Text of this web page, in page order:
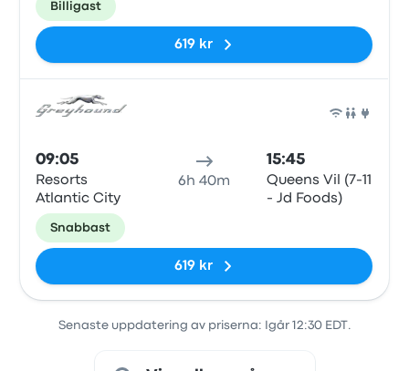
Billigast
619 kr
09:05
Resorts
Atlantic City
6h 40m
15:45
Queens Vil (7-11
- Jd Foods)
Snabbast
619 kr
Senaste uppdatering av priserna: Igår 12:30 EDT.